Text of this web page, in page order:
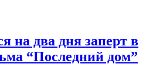
на два дня заперт в
“Последний дом”